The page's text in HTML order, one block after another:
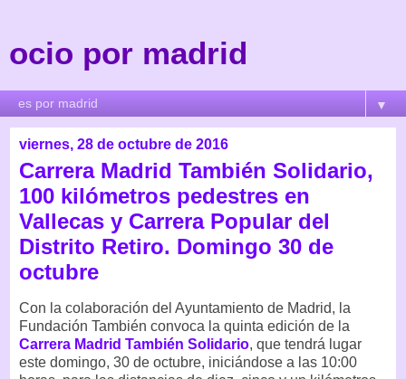
ocio por madrid
▼
viernes, 28 de octubre de 2016
Carrera Madrid También Solidario,
100 kilómetros pedestres en
Vallecas y Carrera Popular del
Distrito Retiro. Domingo 30 de
octubre
Con la colaboración del Ayuntamiento de Madrid, la
Fundación También convoca la quinta edición de la
Carrera Madrid También Solidario, que tendrá lugar
este domingo, 30 de octubre, iniciándose a las 10:00